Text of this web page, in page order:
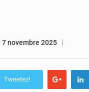
7 novembre 2025
Tweetez!